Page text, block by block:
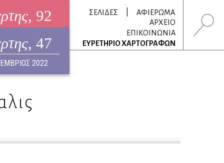
, 92
περιοδικό
2026
, 47
2022
ΣΕΛΙΔΕΣ
ΑΦΙΕΡΩΜΑ
ΑΡΧΕΙΟ
ΕΠΙΚΟΙΝΩΝΙΑ
ΕΥΡΕΤΗΡΙΟ ΧΑΡΤΟΓΡΑΦΩΝ